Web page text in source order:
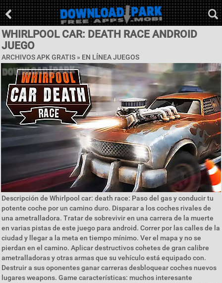
WHIRLPOOL CAR: DEATH RACE ANDROID
JUEGO
ARCHIVOS APK GRATIS » EN LÍNEA JUEGOS
Descripción de Whirlpool car: death race: Paso del gas y conducir tu
potente coche por un camino duro. Disparar a los coches rivales de
una ametralladora. Tratar de sobrevivir en una carrera de la muerte
en varias pistas de este juego para android. Correr por las calles de la
ciudad y llegar a la meta en tiempo mínimo. Ver el mapa y no se
pierdan en el camino. Aplicar destructivos cohetes de gran calibre
ametralladoras y otras armas que su vehículo está equipado con.
Destruir a sus oponentes ganar carreras desbloquear coches nuevos
lugares weapons. Game características: muchos interesante